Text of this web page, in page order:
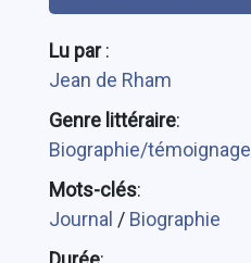
Lu par:
Jean de Rham
Genre littéraire:
Biographie/témoignage
Mots-clés:
Journal / Biographie